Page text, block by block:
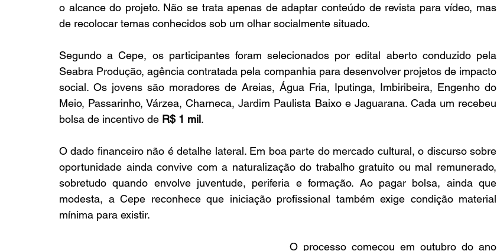
o alcance do projeto. Não se trata apenas de adaptar conteúdo de revista para vídeo, mas
de recolocar temas conhecidos sob um olhar socialmente situado.
Segundo a Cepe, os participantes foram selecionados por edital aberto conduzido pela
Seabra Produção, agência contratada pela companhia para desenvolver projetos de impacto
social. Os jovens são moradores de Areias, Água Fria, Iputinga, Imbiribeira, Engenho do
Meio, Passarinho, Várzea, Charneca, Jardim Paulista Baixo e Jaguarana. Cada um recebeu
bolsa de incentivo de R$ 1 mil.
O dado financeiro não é detalhe lateral. Em boa parte do mercado cultural, o discurso sobre
oportunidade ainda convive com a naturalização do trabalho gratuito ou mal remunerado,
sobretudo quando envolve juventude, periferia e formação. Ao pagar bolsa, ainda que
modesta, a Cepe reconhece que iniciação profissional também exige condição material
mínima para existir.
O processo começou em outubro do ano